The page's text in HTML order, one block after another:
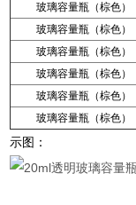
玻璃容量瓶（棕色）
玻璃容量瓶（棕色）
玻璃容量瓶（棕色）
玻璃容量瓶（棕色）
玻璃容量瓶（棕色）
玻璃容量瓶（棕色）
示图：